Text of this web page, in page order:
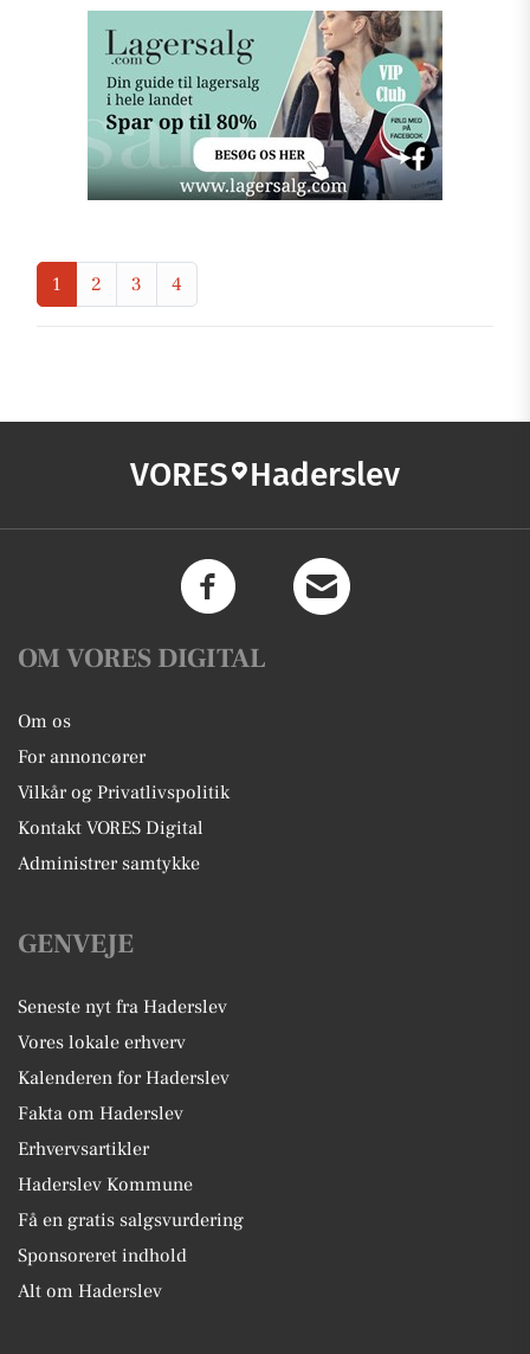
1 2 3 4
VORES Haderslev
OM VORES DIGITAL
Om os
For annoncører
Vilkår og Privatlivspolitik
Kontakt VORES Digital
Administrer samtykke
GENVEJE
Seneste nyt fra Haderslev
Vores lokale erhverv
Kalenderen for Haderslev
Fakta om Haderslev
Erhvervsartikler
Haderslev Kommune
Få en gratis salgsvurdering
Sponsoreret indhold
Alt om Haderslev